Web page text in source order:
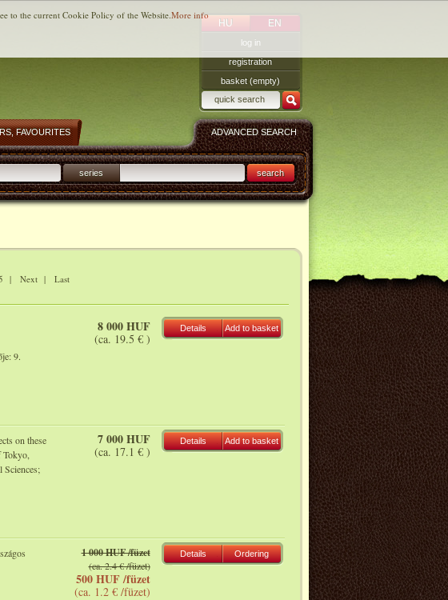
HU EN
log in
registration
basket (empty)
FAVOURITES ADVANCED SEARCH
series search
| Next| Last
9.
8 000 HUF
(ca. 19.5 € )
Details Add to basket
on these
7 000 HUF
(ca. 17.1 € )
Details Add to basket
1 000 HUF /füzet
(ca. 2.4 € /füzet)
500 HUF /füzet
(ca. 1.2 € /füzet)
Details Ordering
to the current Cookie Policy of the Website.More info